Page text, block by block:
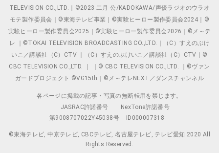
TELEVISION CO.,LTD.｜©2023 二月 公/KADOKAWA/声優ラジオのウラオ
モテ製作委員会｜©東海テレビ事業｜©実験ヒーロー製作委員会2024｜©
実験ヒーロー製作委員会2025｜©実験ヒーロー製作委員会2026｜©メ～テ
レ ｜©TOKAI TELEVISION BROADCASTING CO.,LTD.｜（C）すえのぶけ
いこ／講談社（C）CTV ｜（C）すえのぶけいこ／講談社（C）CTV｜©
CBC TELEVISION CO.,LTD. ｜ ｜© CBC TELEVISION CO.,LTD. ｜©ヴァン
ガードプロジェクト ©VG15th｜©メ～テレNEXT／ダンスチャンネル
各ページに掲載の記事・写真の無断転用を禁じます。
JASRAC許諾番号
NexTone許諾番号
第9008707022Y45038号
ID000007318
©東海テレビ, 中京テレビ, CBCテレビ, 名古屋テレビ, テレビ愛知 2020 All
Rights Reserved.